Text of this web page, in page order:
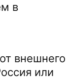
в
внешнего
или